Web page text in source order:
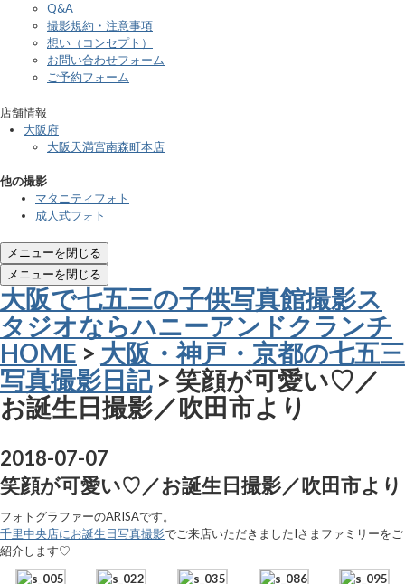
Q&A
撮影規約・注意事項
想い（コンセプト）
お問い合わせフォーム
ご予約フォーム
店舗情報
大阪府
大阪天満宮南森町本店
他の撮影
マタニティフォト
成人式フォト
メニューを閉じる
メニューを閉じる
大阪で七五三の子供写真館撮影ス
タジオならハニーアンドクランチ
HOME > 大阪・神戸・京都の七五三
写真撮影日記> 笑顔が可愛い♡／
お誕生日撮影／吹田市より
2018-07-07
笑顔が可愛い♡／お誕生日撮影／吹田市より
フォトグラファーのARISAです。
千里中央店にお誕生日写真撮影でご来店いただきましたIさまファミリーをご
紹介します♡